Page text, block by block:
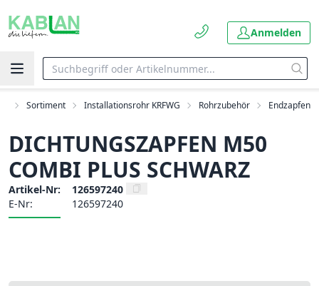
Anmelden
Sortiment Installationsrohr KRFWG Rohrzubehör Endzapfen
DICHTUNGSZAPFEN M50
COMBI PLUS SCHWARZ
Artikel-Nr:
126597240
E-Nr:
126597240